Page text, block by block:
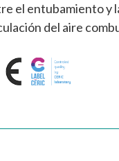
el entubamiento y
del aire